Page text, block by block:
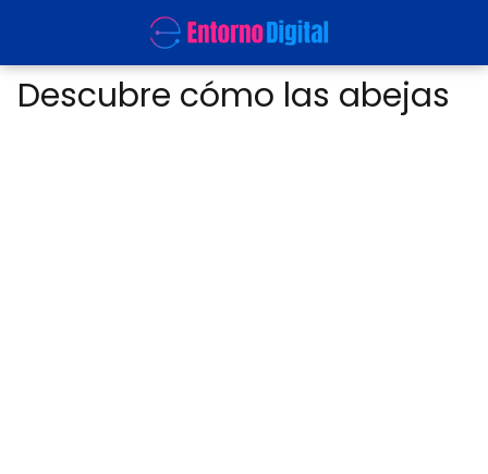
Descubre cómo las abejas